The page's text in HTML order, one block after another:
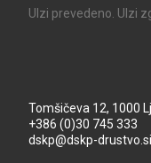
UIzi prevedeno. UIzi
Tomšičeva 12, 1000
+386 (0)30 745 333
dskp@dskp-drustvo.si